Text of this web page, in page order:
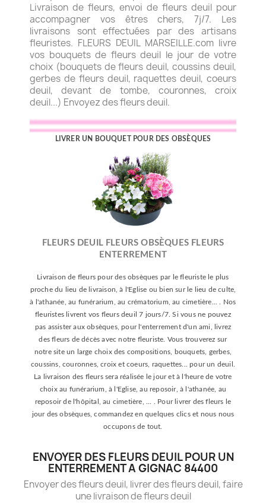
Livraison de fleurs, envoi de fleurs deuil pour
accompagner vos êtres chers, 7j/7. Les
livraisons sont effectuées par des artisans
fleuristes. FLEURS DEUIL MARSEILLE.com livre
vos bouquets de fleurs deuil le jour de votre
choix (bouquets de fleurs deuil, coussins deuil,
gerbes de fleurs deuil, raquettes deuil, coeurs
deuil, devant de tombe, couronnes, croix
deuil...) Envoyez des fleurs deuil.
LIVRER UN BOUQUET POUR DES OBSÈQUES
FLEURS DEUIL FLEURS OBSÈQUES FLEURS
ENTERREMENT
Livraison de fleurs pour des obsèques par le fleuriste le plus
proche du lieu de livraison, à l'Eglise ou bien sur le lieu de culte,
à l'athanée, au funérarium, au crématorium, au cimetière... . Nos
fleuristes livrent vos fleurs deuil 7 jours/7. Si vous ne pouvez
pas assister aux obsèques, pour l'enterrement d'un ami, livrez
des fleurs de décès avec notre fleuriste. Vous trouverez sur
notre site un large choix des compositions, bouquets, gerbes,
coussins, couronnes, croix et coeurs, raquettes... pour un deuil.
La livraison des fleurs sera réalisée le jour et à l'heure de votre
choix au funérarium, à l'Eglise, au reposoir, à l'athanée, au
reposoir de l'hôpital, au cimetière, ... . Pour livrer des fleurs le
jour des obsèques, commandez en quelques clics et nous nous
occupons de tout.
ENVOYER DES FLEURS DEUIL POUR UN
ENTERREMENT A GIGNAC 84400
Envoyer des fleurs deuil, livrer des fleurs deuil, faire
une livraison de fleurs deuil